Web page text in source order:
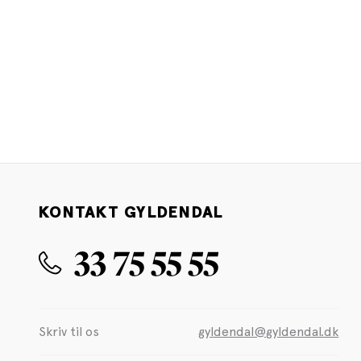
KONTAKT GYLDENDAL
33 75 55 55
Skriv til os gyldendal@gyldendal.dk